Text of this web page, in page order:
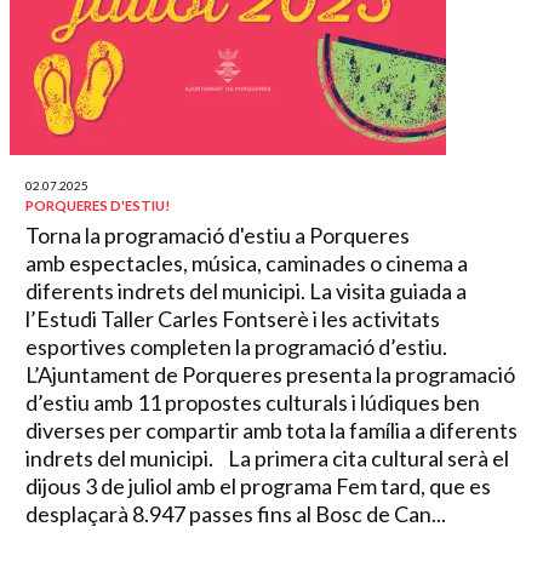
02.07.2025
PORQUERES D'ESTIU!
Torna la programació d'estiu a Porqueres
amb espectacles, música, caminades o cinema a
diferents indrets del municipi. La visita guiada a
l’Estudi Taller Carles Fontserè i les activitats
esportives completen la programació d’estiu.
L’Ajuntament de Porqueres presenta la programació
d’estiu amb 11 propostes culturals i lúdiques ben
diverses per compartir amb tota la família a diferents
indrets del municipi. La primera cita cultural serà el
dijous 3 de juliol amb el programa Fem tard, que es
desplaçarà 8.947 passes fins al Bosc de Can...